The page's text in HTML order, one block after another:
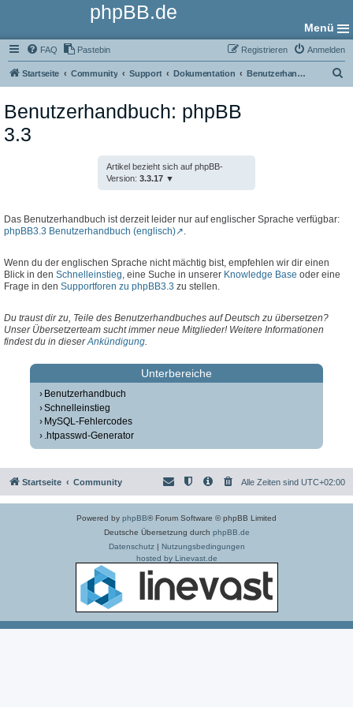
phpBB.de
Menü
FAQ Pastebin Anmelden
Registrieren
Startseite Community Support Dokumentation Benutzerhandbuch
Benutzerhandbuch: phpBB
3.3
Artikel bezieht sich auf phpBB-
Version: 3.3.17
Das Benutzerhandbuch ist derzeit leider nur auf englischer Sprache verfügbar:
phpBB3.3 Benutzerhandbuch (englisch)
Wenn du der englischen Sprache nicht mächtig bist, empfehlen wir dir einen
Blick in den Schnelleinstieg, eine Suche in unserer Knowledge Base oder eine
Frage in den Supportforen zu phpBB3.3 zu stellen.
Du traust dir zu, Teile des Benutzerhandbuches auf Deutsch zu übersetzen?
Unser Übersetzerteam sucht immer neue Mitglieder! Weitere Informationen
findest du in dieserAnkündigung.
Unterbereiche
Benutzerhandbuch
Schnelleinstieg
MySQL-Fehlercodes
.htpasswd-Generator
Startseite Community Alle Zeiten sind UTC+02:00
Powered by phpBB® Forum Software © phpBB Limited
Deutsche Übersetzung durch phpBB.de
Datenschutz| Nutzungsbedingungen
hosted by Linevast.de